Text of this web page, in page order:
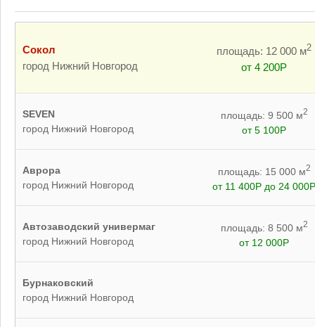
Сокол
город Нижний Новгород
площадь: 12 000 м2
от 4 200Р
SEVEN
город Нижний Новгород
площадь: 9 500 м2
от 5 100Р
Аврора
город Нижний Новгород
площадь: 15 000 м2
от 11 400Р до 24 000Р
Автозаводский универмаг
город Нижний Новгород
площадь: 8 500 м2
от 12 000Р
Бурнаковский
город Нижний Новгород